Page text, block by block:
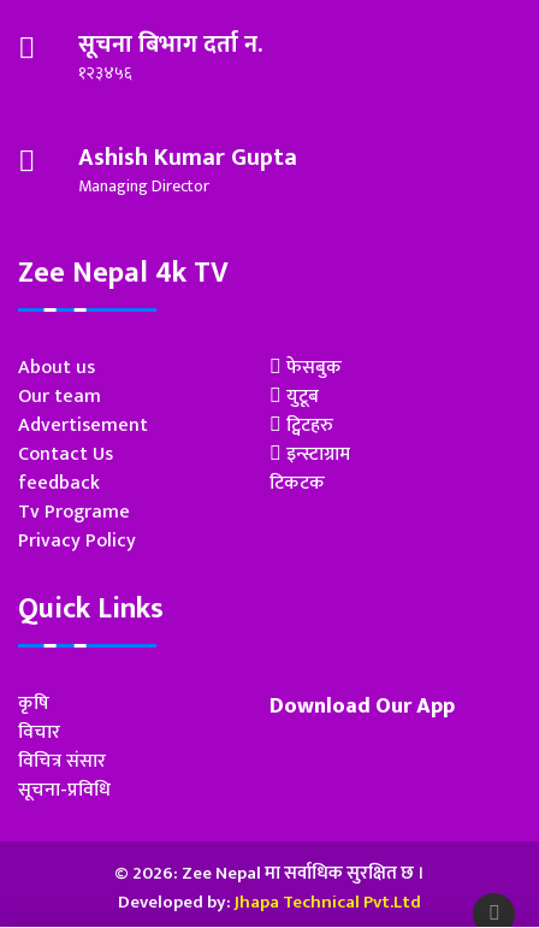
सूचना बिभाग दर्ता न.
१२३४५६
Ashish Kumar Gupta
Managing Director
Zee Nepal 4k TV
About us
Our team
Advertisement
Contact Us
feedback
Tv Programe
Privacy Policy
फेसबुक
युटूब
ट्विटहरु
इन्स्टाग्राम
टिकटक
Quick Links
कृषि
विचार
विचित्र संसार
सूचना-प्रविधि
Download Our App
© 2026: Zee Nepal मा सर्वाधिक सुरक्षित छ ।
Developed by:Jhapa Technical Pvt.Ltd